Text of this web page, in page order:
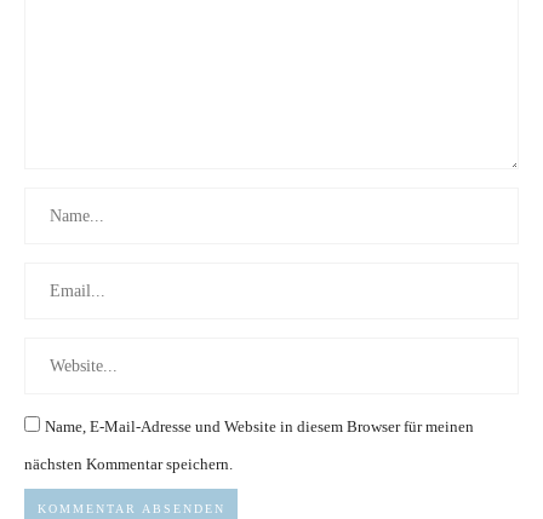
Name, E-Mail-Adresse und Website in diesem Browser für meinen
nächsten Kommentar speichern.